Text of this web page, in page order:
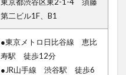
第二ビル1F、B1
●東京メトロ日比谷線 恵比
寿駅 徒歩12分
●JR山手線 渋谷駅 徒歩6